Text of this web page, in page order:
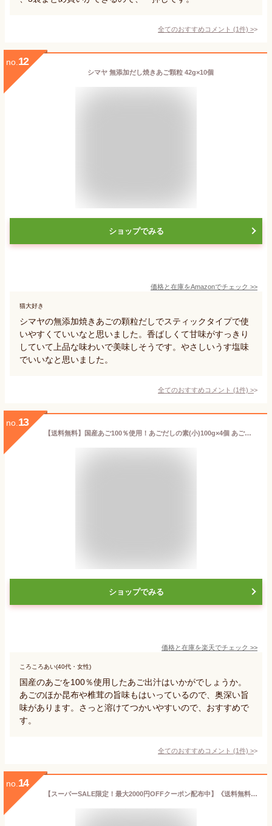
全てのおすすめコメント (1件) >
no. 12
シマヤ 無添加だし焼きあご顆粒 42g×10個
ショップでみる
価格と在庫をAmazonでチェック >>
猫大好き
シマヤの無添加焼きあごの顆粒だしでスティックタイプで使
いやすくていいなと思いました。香ばしくて甘味がすっきり
していて上品な味わいで美味しそうです。やさしいうす塩味
でいいなと思いました。
全てのおすすめコメント (1件) >
no. 13
【送料無料】国産あご100％使用！あごだしの素(小)100g×4個 あご出汁 だしの素 顆粒だし 国産飛魚 飛魚出汁 汁物 うどん 鍋物 炒め物 万能だし 季折
ショップでみる
価格と在庫を楽天でチェック >>
ころころあい(40代・女性)
国産のあごを100％使用したあご出汁はいかがでしょうか。
あごのほか昆布や椎茸の旨味もはいっているので、奥深い旨
味があります。さっと溶けてつかいやすいので、おすすめで
す。
全てのおすすめコメント (1件) >
no. 14
【スーパーSALE限定！最大2000円OFFクーポン配布中】《送料無料》ユウキ食品 顆粒あごだし化学調味料無添加 400g × 2個 業務用